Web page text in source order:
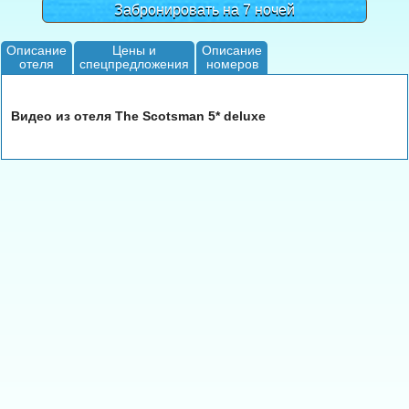
Забронировать на 7 ночей
Описание
отеля
Цены и
спецпредложения
Описание
номеров
Видео из отеля The Scotsman 5* deluxe